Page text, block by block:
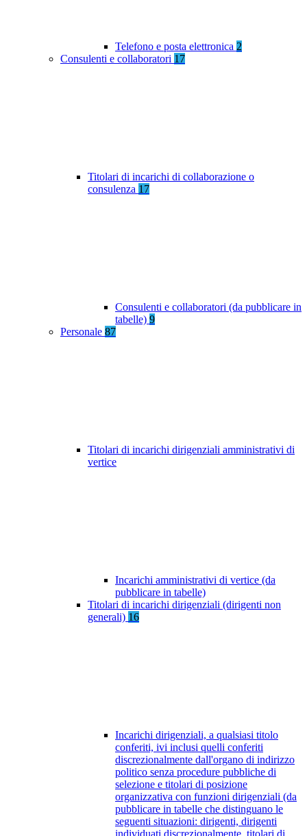
Telefono e posta elettronica 2
Consulenti e collaboratori 17
Titolari di incarichi di collaborazione o
consulenza 17
Consulenti e collaboratori (da pubblicare in
tabelle) 9
Personale 87
Titolari di incarichi dirigenziali amministrativi di
vertice
Incarichi amministrativi di vertice (da
pubblicare in tabelle)
Titolari di incarichi dirigenziali (dirigenti non
generali) 16
Incarichi dirigenziali, a qualsiasi titolo
conferiti, ivi inclusi quelli conferiti
discrezionalmente dall'organo di indirizzo
politico senza procedure pubbliche di
selezione e titolari di posizione
organizzativa con funzioni dirigenziali (da
pubblicare in tabelle che distinguano le
seguenti situazioni: dirigenti, dirigenti